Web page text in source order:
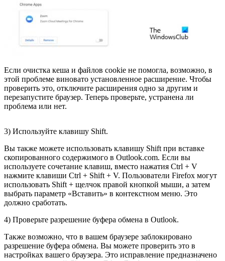
Если очистка кеша и файлов cookie не помогла, возможно, в
этой проблеме виновато установленное расширение. Чтобы
проверить это, отключите расширения одно за другим и
перезапустите браузер. Теперь проверьте, устранена ли
проблема или нет.
3) Используйте клавишу Shift.
Вы также можете использовать клавишу Shift при вставке
скопированного содержимого в Outlook.com. Если вы
используете сочетание клавиш, вместо нажатия Ctrl + V
нажмите клавиши Ctrl + Shift + V. Пользователи Firefox могут
использовать Shift + щелчок правой кнопкой мыши, а затем
выбрать параметр «Вставить» в контекстном меню. Это
должно сработать.
4) Проверьте разрешение буфера обмена в Outlook.
Также возможно, что в вашем браузере заблокировано
разрешение буфера обмена. Вы можете проверить это в
настройках вашего браузера. Это исправление предназначено